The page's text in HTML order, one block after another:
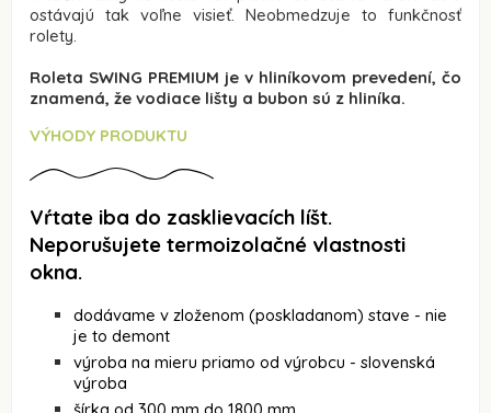
ostávajú tak voľne visieť. Neobmedzuje to funkčnosť
rolety.
Roleta SWING PREMIUM je v hliníkovom prevedení, čo
znamená, že vodiace lišty a bubon sú z hliníka.
VÝHODY PRODUKTU
Vŕtate iba do zasklievacích líšt.
Neporušujete termoizolačné vlastnosti
okna.
dodávame v zloženom (poskladanom) stave - nie
je to demont
výroba na mieru priamo od výrobcu - slovenská
výroba